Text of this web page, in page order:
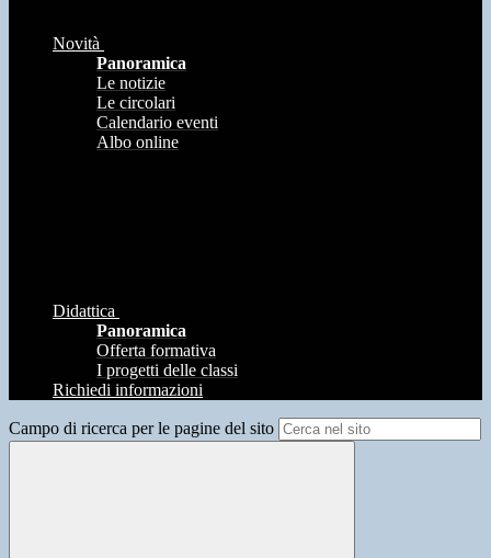
Novità
Panoramica
Le notizie
Le circolari
Calendario eventi
Albo online
Didattica
Panoramica
Offerta formativa
I progetti delle classi
Richiedi informazioni
Campo di ricerca per le pagine del sito